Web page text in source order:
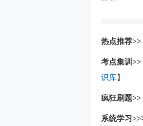
热点推荐>>
考点集训>>
识库】
疯狂刷题>>
系统学习>>